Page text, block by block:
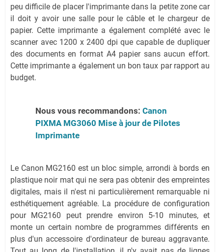
peu difficile de placer l'imprimante dans la petite zone car
il doit y avoir une salle pour le câble et le chargeur de
papier. Cette imprimante a également complété avec le
scanner avec 1200 x 2400 dpi que capable de dupliquer
des documents en format A4 papier sans aucun effort.
Cette imprimante a également un bon taux par rapport au
budget.
Nous vous recommandons: Canon
PIXMA MG3060 Mise à jour de Pilotes
Imprimante
Le Canon MG2160 est un bloc simple, arrondi à bords en
plastique noir mat qui ne sera pas obtenir des empreintes
digitales, mais il n'est ni particulièrement remarquable ni
esthétiquement agréable. La procédure de configuration
pour MG2160 peut prendre environ 5-10 minutes, et
monte un certain nombre de programmes différents en
plus d'un accessoire d'ordinateur de bureau aggravante.